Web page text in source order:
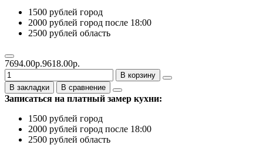
1500 рублей город
2000 рублей город после 18:00
2500 рублей область
7694.00р.9618.00р.
В корзину
В закладки
В сравнение
Записаться на платный замер кухни:
1500 рублей город
2000 рублей город после 18:00
2500 рублей область